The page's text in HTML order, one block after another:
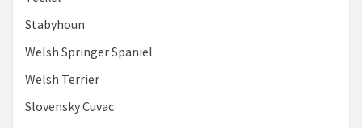
Stabyhoun
Welsh Springer Spaniel
Welsh Terrier
Slovensky Cuvac